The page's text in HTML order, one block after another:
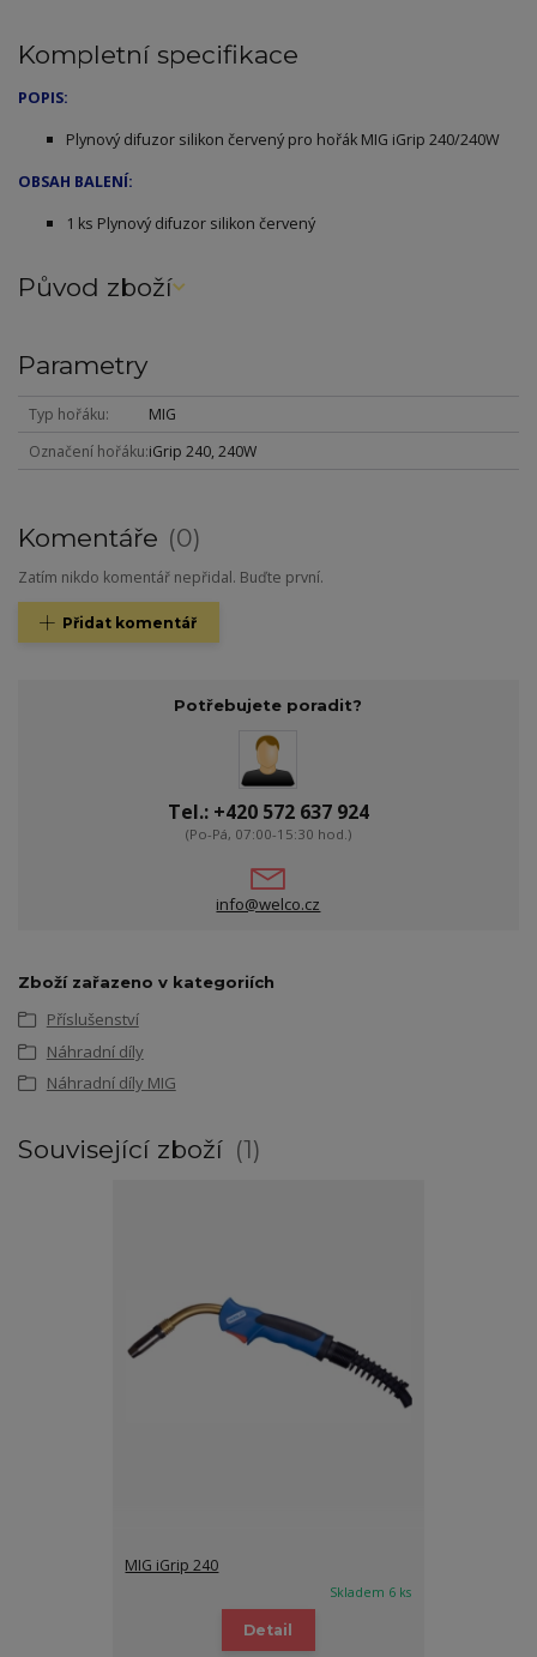
Kompletní specifikace
POPIS:
Plynový difuzor silikon červený pro hořák MIG iGrip 240/240W
OBSAH BALENÍ:
1 ks Plynový difuzor silikon červený
Původ zboží
Parametry
Typ hořáku
MIG
Označení hořáku iGrip 240, 240W
Komentáře 0
Zatím nikdo komentář nepřidal. Buďte první.
Přidat komentář
Potřebujete poradit?
Tel.: +420 572 637 924
(Po-Pá, 07:00-15:30 hod.)
info@welco.cz
Zboží zařazeno v kategoriích
Příslušenství
Náhradní díly
Náhradní díly MIG
Související zboží 1
MIG iGrip 240
Skladem 6 ks
Detail